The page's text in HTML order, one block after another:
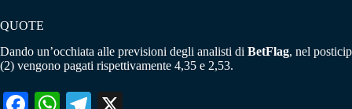
QUOTE
Dando un’occhiata alle previsioni degli analisti di BetFlag, nel
(2) vengono pagati rispettivamente 4,35 e 2,53.